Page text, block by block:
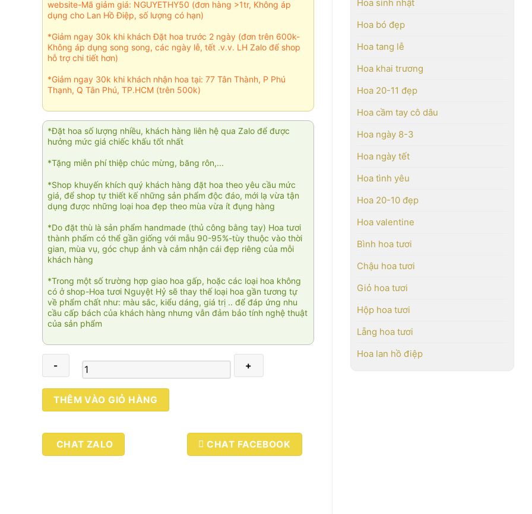
Hoa sinh nhật
Hoa bó đẹp
Hoa tang lễ
Hoa khai trương
Hoa 20-11 đẹp
Hoa cầm tay cô dâu
Hoa ngày 8-3
Hoa ngày tết
Hoa tình yêu
Hoa 20-10 đẹp
Hoa valentine
Bình hoa tươi
Chậu hoa tươi
Giỏ hoa tươi
Hộp hoa tươi
Lẵng hoa tươi
Hoa lan hồ điệp
website-Mã giảm giá: NGUYETHY50 (đơn hàng >1tr, Không áp
dụng cho Lan Hồ Điệp, số lượng có hạn)
*Giảm ngay 30k khi khách Đặt hoa trước 2 ngày (đơn trên 600k-
Không áp dụng song song, các ngày lễ, tết .v.v. LH Zalo để shop
hỗ trợ chi tiết hơn)
*Giảm ngay 30k khi khách nhận hoa tại: 77 Tân Thành, P Phú
Thạnh, Q Tân Phú, TP.HCM (trên 500k)
*Đặt hoa số lượng nhiều, khách hàng liên hệ qua Zalo để được
hưởng mức giá chiếc khấu tốt nhất
*Tặng miễn phí thiệp chúc mừng, băng rôn,...
*Shop khuyến khích quý khách hàng đặt hoa theo yêu cầu mức
giá, để shop tự thiết kế những sản phẩm độc đáo, mới lạ vừa tận
dụng được những loại hoa đẹp theo mùa vừa ít đụng hàng
*Do đặt thù là sản phẩm handmade (thủ công bằng tay) Hoa tươi
thành phẩm có thể gần giống với mẫu 90-95%-tùy thuộc vào thời
gian, mùa vụ, góc chụp ảnh và cảm nhận cái đẹp riêng của mỗi
khách hàng
*Trong một số trường hợp giao hoa gấp, hoặc các loại hoa không
có ở shop-Hoa tươi Nguyệt Hỷ sẽ thay thế loại hoa gần tương tự
về phẩm chất như: màu sắc, kiểu dáng, giá trị .. để đáp ứng nhu
cầu cấp bách của khách hàng nhưng vẫn đảm bảo tính nghệ thuật
của sản phẩm
Tình
nồng
lượng
THÊM VÀO GIỎ HÀNG
CHAT ZALO CHAT FACEBOOK